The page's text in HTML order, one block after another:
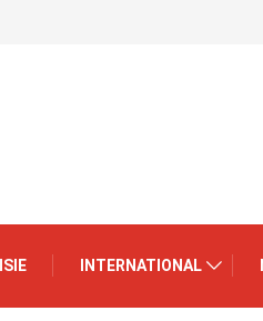
INTERNATIONAL